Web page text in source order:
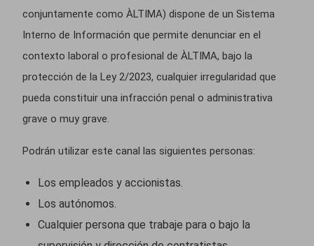
conjuntamente como ÀLTIMA)dispone de un Sistema
Interno de Información que permite denunciar en el
contexto laboral o profesional de ÀLTIMA, bajo la
protección de la Ley 2/2023, cualquier irregularidad que
pueda constituir una infracción penal o administrativa
grave o muy grave.
Podrán utilizar este canal las siguientes personas:
Los empleados y accionistas.
Los autónomos.
Cualquier persona que trabaje para o bajo la